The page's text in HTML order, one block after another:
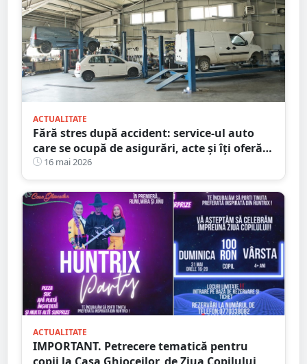
ACTUALITATE
Fără stres după accident: service-ul auto
care se ocupă de asigurări, acte și îți oferă
mașină la schimb
16 mai 2026
ACTUALITATE
IMPORTANT. Petrecere tematică pentru